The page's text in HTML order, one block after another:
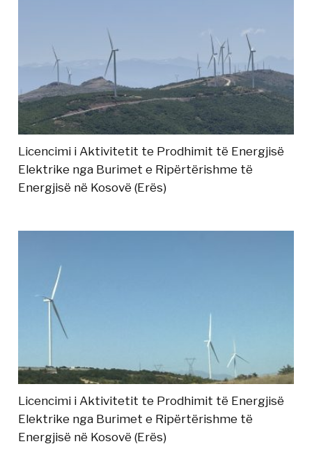
Licencimi i Aktivitetit te Prodhimit të Energjisë
Elektrike nga Burimet e Ripërtërishme të
Energjisë në Kosovë (Erës)
Licencimi i Aktivitetit te Prodhimit të Energjisë
Elektrike nga Burimet e Ripërtërishme të
Energjisë në Kosovë (Erës)